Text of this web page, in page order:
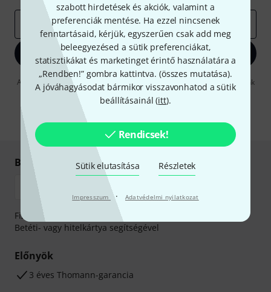
szabott hirdetések és akciók, valamint a
preferenciák mentése. Ha ezzel nincsenek
fenntartásaid, kérjük, egyszerűen csak add meg
beleegyezésed a sütik preferenciákat,
statisztikákat és marketinget érintő használatára a
„Rendben!” gombra kattintva. (összes mutatása).
A jóváhagyásodat bármikor visszavonhatod a sütik
beállításainál (itt).
Rendicsek!
Sütik elutasítása Részletek
Impresszum · Adatvédelmi nyilatkozat
e-mail cím*
Bejelentkezés
A "Bejelentkezés" gombra kattintva elfogadja, hogy e-mailben küldjünk
önnek hirdetéseket. Bármikor leiratkozhat erről. A hírlevélről további
információkat azdata protection guideline
* Kitöltés kötelező
Biztonságos vásárlás és fizetés
Fizessen biztonságosan, titkosítással: Banki átutalás vagy
Betéti- vagy hitelkártya segítségével
Előnyök
3 éves Thomann-garancia